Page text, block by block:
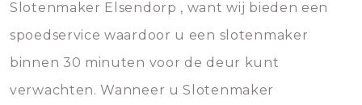
Slotenmaker Elsendorp , want wij bieden een
spoedservice waardoor u een slotenmaker
binnen 30 minuten voor de deur kunt
verwachten. Wanneer u Slotenmaker